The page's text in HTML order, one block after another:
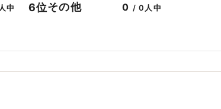
中 6位その他 0 / 0人中